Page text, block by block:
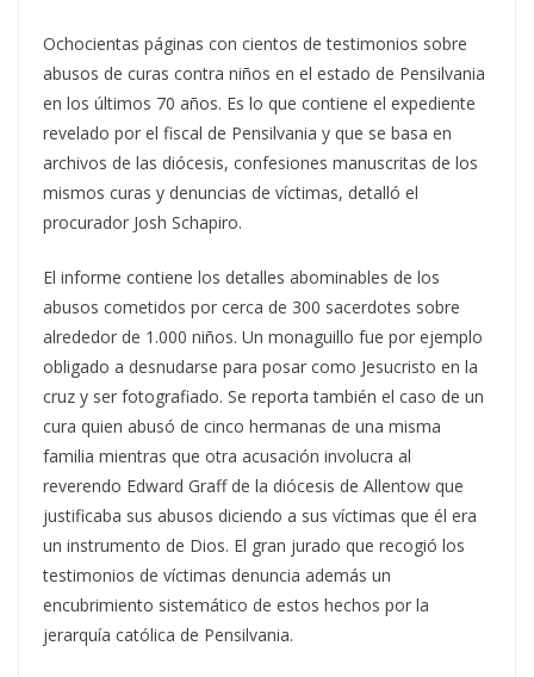
Ochocientas páginas con cientos de testimonios sobre
abusos de curas contra niños en el estado de Pensilvania
en los últimos 70 años. Es lo que contiene el expediente
revelado por el fiscal de Pensilvania y que se basa en
archivos de las diócesis, confesiones manuscritas de los
mismos curas y denuncias de víctimas, detalló el
procurador Josh Schapiro.
El informe contiene los detalles abominables de los
abusos cometidos por cerca de 300 sacerdotes sobre
alrededor de 1.000 niños. Un monaguillo fue por ejemplo
obligado a desnudarse para posar como Jesucristo en la
cruz y ser fotografiado. Se reporta también el caso de un
cura quien abusó de cinco hermanas de una misma
familia mientras que otra acusación involucra al
reverendo Edward Graff de la diócesis de Allentow que
justificaba sus abusos diciendo a sus víctimas que él era
un instrumento de Dios. El gran jurado que recogió los
testimonios de víctimas denuncia además un
encubrimiento sistemático de estos hechos por la
jerarquía católica de Pensilvania.